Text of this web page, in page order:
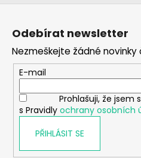
Z
Odebírat newsletter
Nezmeškejte žádné novinky
E-mail
Prohlašuji, že jsem
s Pravidly ochrany osobních
PŘIHLÁSIT SE